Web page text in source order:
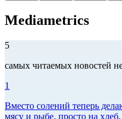
Mediametrics
5
самых читаемых новостей
1
Вместо солений теперь
мясу и рыбе, просто на